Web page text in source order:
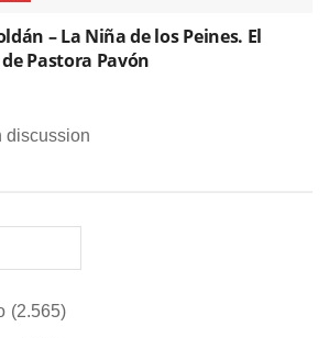
– La Niña de los Peines. El
Pastora Pavón
discussion
(2.565)